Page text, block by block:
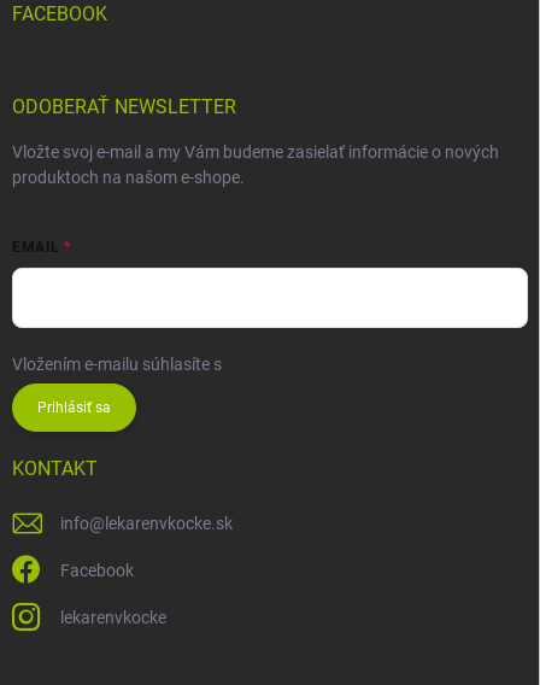
FACEBOOK
ODOBERAŤ NEWSLETTER
Vložte svoj e-mail a my Vám budeme zasielať informácie o nových
produktoch na našom e-shope.
EMAIL
Vložením e-mailu súhlasíte s
Prihlásiť sa
KONTAKT
info@ lekarenvkocke.sk
Facebook
lekarenvkocke